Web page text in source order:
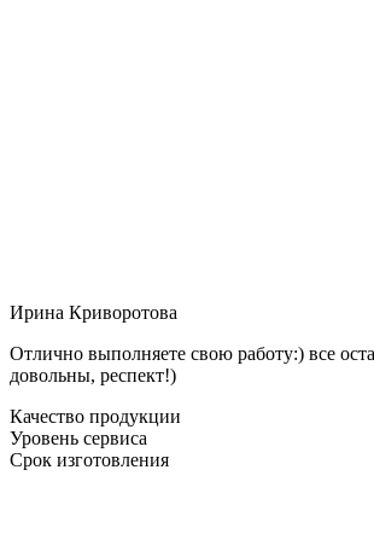
Ирина Криворотова
Отлично выполняете свою работу:) все
довольны, респект!)
Качество продукции
Уровень сервиса
Срок изготовления